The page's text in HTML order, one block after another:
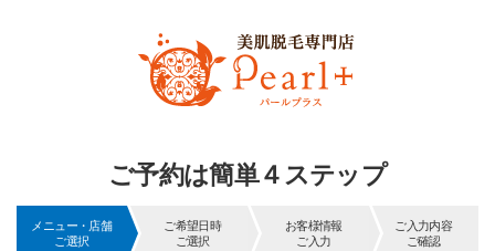
ご予約は簡単４ステップ
メニュー・店舗
ご選択
ご希望日時
ご選択
お客様情報
ご入力
ご入力内容
ご確認